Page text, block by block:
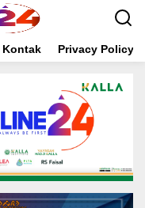
Kontak Privacy Policy